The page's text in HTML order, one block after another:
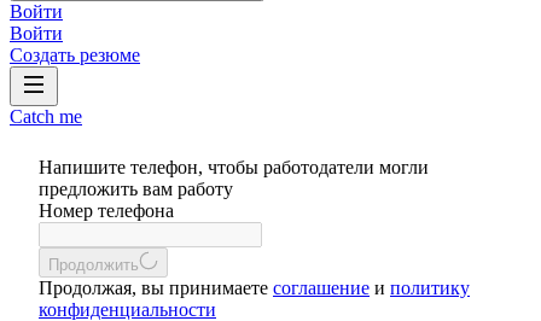
Войти
Войти
Создать резюме
Catch me
Напишите телефон, чтобы работодатели могли
предложить вам работу
Номер телефона
Продолжить
Продолжая, вы принимаете соглашение и политику
конфиденциальности